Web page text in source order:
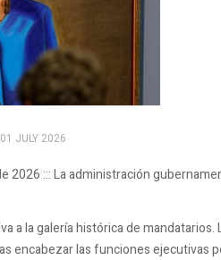
JULY 2026
2026 ::: La administración
a la galería histórica de
encabezar las funciones ejecutivas